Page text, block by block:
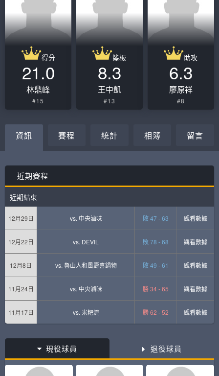
得分
21.0
林鼎峰
#15
籃板
8.3
王中凱
#13
助攻
6.3
廖原祥
#8
資訊 賽程 統計 相簿 留言
近期賽程
近期結束
12月29日 vs. 中央滷味 敗 47 - 63 觀看數據
12月22日 vs. DEVIL 敗 78 - 68 觀看數據
12月8日 vs. 魯山人和風壽喜鍋物 敗 49 - 61 觀看數據
11月24日 vs. 中央滷味 勝 34 - 65 觀看數據
11月17日 vs. 米粑流 勝 62 - 52 觀看數據
現役球員 退役球員